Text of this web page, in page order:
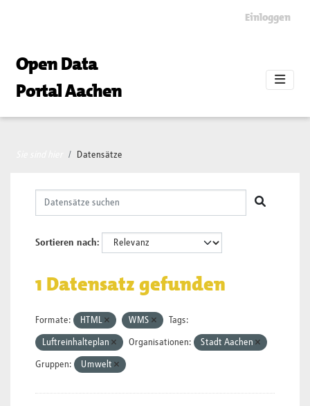
Einloggen
Open Data
Portal Aachen
Datensätze
Sortieren nach
1 Datensatz gefunden
Formate: HTML WMS Tags:
Luftreinhalteplan Organisationen: Stadt Aachen
Gruppen: Umwelt